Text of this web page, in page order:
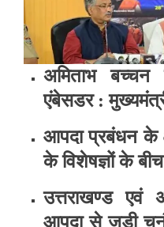
अमिताभ
एंबेसडर :
आपदा प्रबंधन के
के विशेषज्ञों के
उत्तराखण्ड एवं
आपदा से जुड़ी